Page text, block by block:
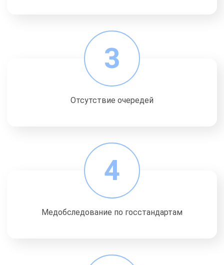
3
Отсутствие очередей
4
Медобследование по госстандартам